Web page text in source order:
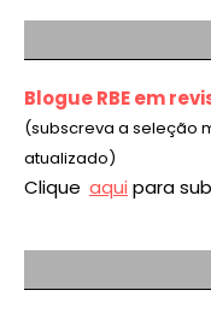
Blogue RBE em
(subscreva a seleção
atualizado)
Clique aqui para